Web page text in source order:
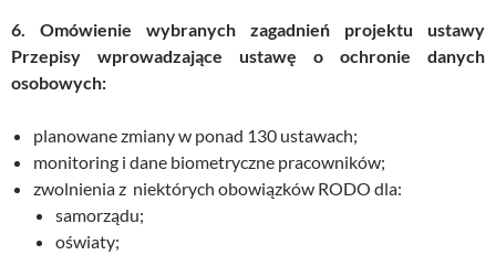
6. Omówienie wybranych zagadnień projektu ustawy
Przepisy wprowadzające ustawę o ochronie danych
osobowych:
planowane zmiany w ponad 130 ustawach;
monitoring i dane biometryczne pracowników;
zwolnienia z niektórych obowiązków RODO dla:
samorządu;
oświaty;